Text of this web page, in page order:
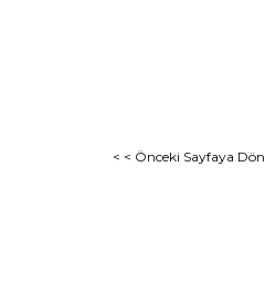
< < Önceki Sayfaya Dön